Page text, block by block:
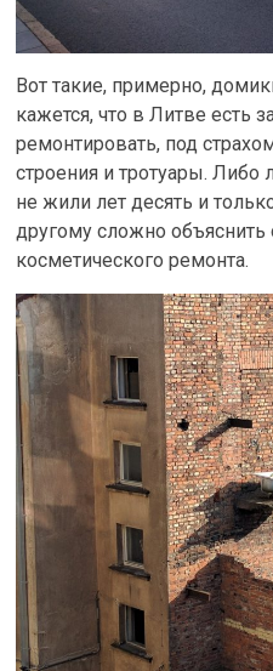
Вот такие, примерно,
кажется, что в Литве есть
ремонтировать, под
строения и тротуары.
не жили лет десять и
другому сложно объяснить
косметического ремонта.